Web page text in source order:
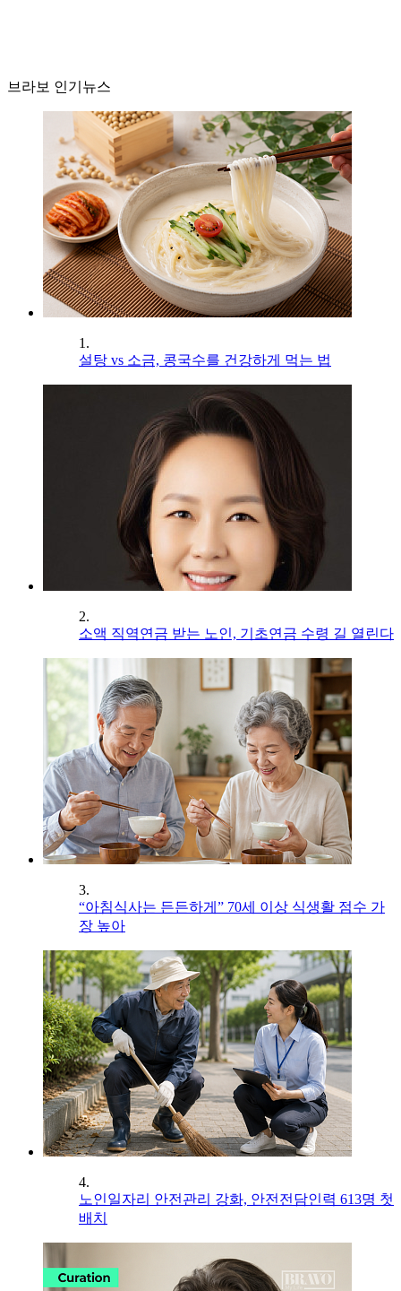
브라보 인기뉴스
1.
설탕 vs 소금, 콩국수를 건강하게 먹는 법
2.
소액 직역연금 받는 노인, 기초연금 수령 길 열린다
3.
“아침식사는 든든하게” 70세 이상 식생활 점수 가
장 높아
4.
노인일자리 안전관리 강화, 안전전담인력 613명 첫
배치